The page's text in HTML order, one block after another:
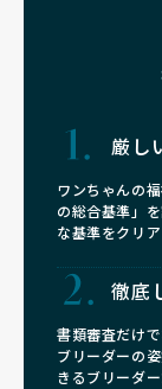
厳し
ワンちゃんの
の総合基準」
な基準をクリ
徹底
書類審査だけ
ブリーダーの
きるブリーダ